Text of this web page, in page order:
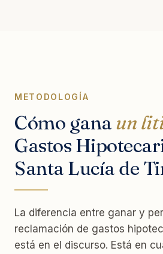
METODOLOGÍA
Cómo gana un
Gastos
Santa Lucía de
La diferencia entre ganar y
reclamación de gastos
está en el discurso. Está en